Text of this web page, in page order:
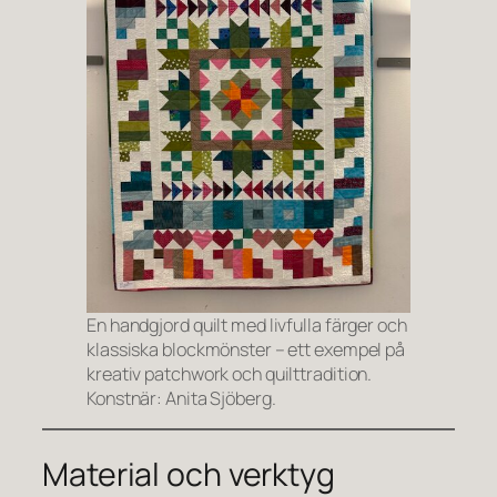
En handgjord quilt med livfulla färger och
klassiska blockmönster – ett exempel på
kreativ patchwork och quilttradition.
Konstnär: Anita Sjöberg.
Material och verktyg